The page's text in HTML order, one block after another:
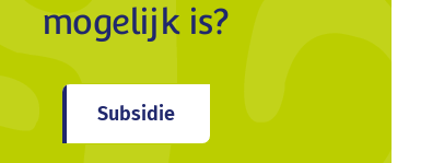
mogelijk is?
Subsidie